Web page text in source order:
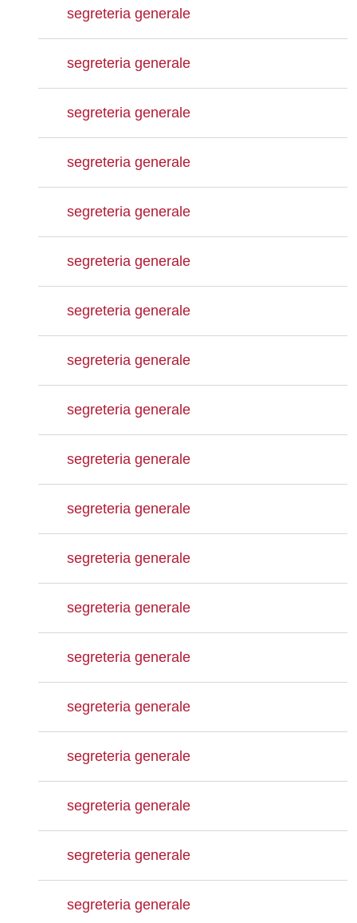
segreteria generale
segreteria generale
segreteria generale
segreteria generale
segreteria generale
segreteria generale
segreteria generale
segreteria generale
segreteria generale
segreteria generale
segreteria generale
segreteria generale
segreteria generale
segreteria generale
segreteria generale
segreteria generale
segreteria generale
segreteria generale
segreteria generale